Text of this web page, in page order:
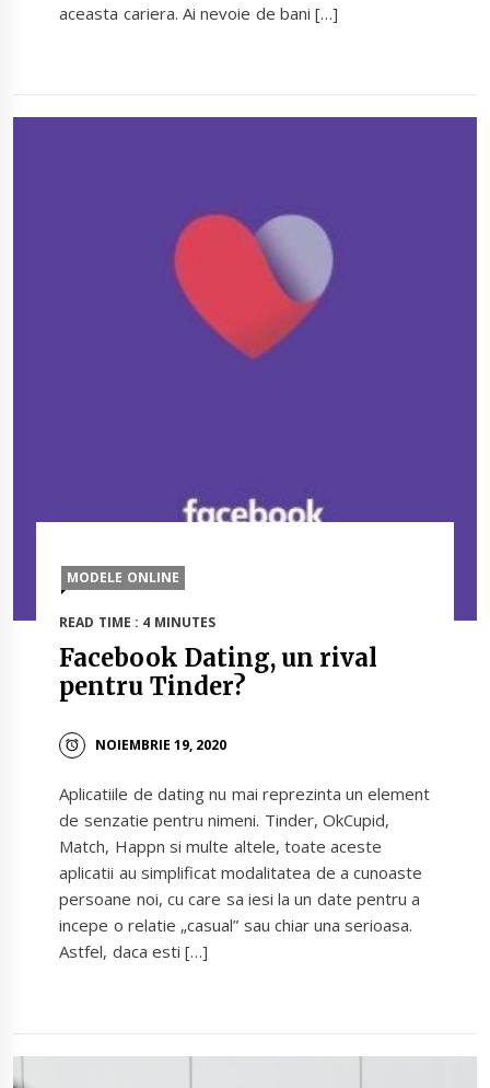
aceasta cariera. Ai nevoie de bani […]
MODELE ONLINE
READ TIME : 4 MINUTES
Facebook Dating, un rival
pentru Tinder?
NOIEMBRIE 19, 2020
Aplicatiile de dating nu mai reprezinta un element
de senzatie pentru nimeni. Tinder, OkCupid,
Match, Happn si multe altele, toate aceste
aplicatii au simplificat modalitatea de a cunoaste
persoane noi, cu care sa iesi la un date pentru a
incepe o relatie „casual” sau chiar una serioasa.
Astfel, daca esti […]